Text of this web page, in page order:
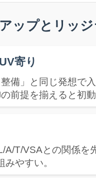
ップとリッ
寄り
備」と同じ発想で
前提を揃えると初動
A/T/VSAとの関係を
やすい。